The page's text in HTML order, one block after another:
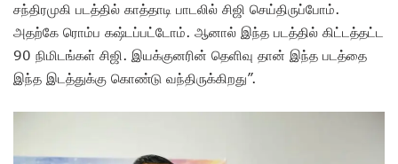
சந்திரமுகி படத்தில் காத்தாடி பாடலில் சிஜி செய்திருப்போம்.
அதற்கே ரொம்ப கஷ்டப்பட்டோம். ஆனால் இந்த படத்தில் கிட்டத்தட்ட
90 நிமிடங்கள் சிஜி. இயக்குனரின் தெளிவு தான் இந்த படத்தை
இந்த இடத்துக்கு கொண்டு வந்திருக்கிறது”.